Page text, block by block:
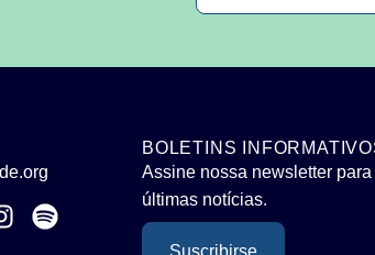
BOLETINS
Assine nossa newsletter
últimas notícias.